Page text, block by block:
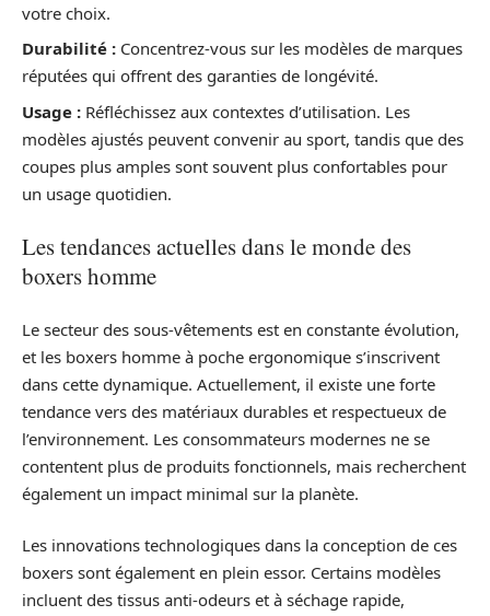
votre choix.
Durabilité : Concentrez-vous sur les modèles de marques
réputées qui offrent des garanties de longévité.
Usage : Réfléchissez aux contextes d’utilisation. Les
modèles ajustés peuvent convenir au sport, tandis que des
coupes plus amples sont souvent plus confortables pour
un usage quotidien.
Les tendances actuelles dans le monde des
boxers homme
Le secteur des sous-vêtements est en constante évolution,
et les boxers homme à poche ergonomique s’inscrivent
dans cette dynamique. Actuellement, il existe une forte
tendance vers des matériaux durables et respectueux de
l’environnement. Les consommateurs modernes ne se
contentent plus de produits fonctionnels, mais recherchent
également un impact minimal sur la planète.
Les innovations technologiques dans la conception de ces
boxers sont également en plein essor. Certains modèles
incluent des tissus anti-odeurs et à séchage rapide,